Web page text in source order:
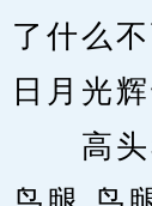
了什么
日月光
高头